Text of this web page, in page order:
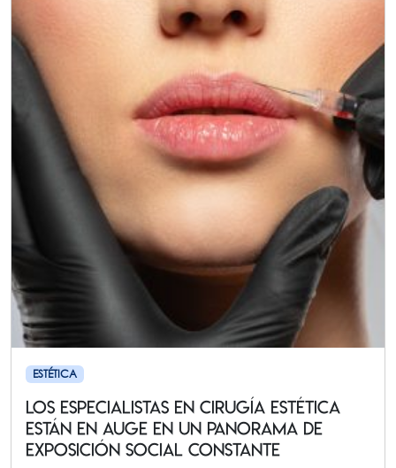
ESTÉTICA
Los especialistas en cirugía estética
están en auge en un panorama de
exposición social constante